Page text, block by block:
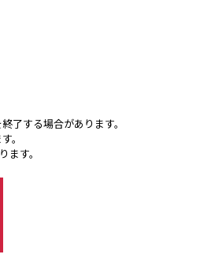
了する場合があります。
。
す。